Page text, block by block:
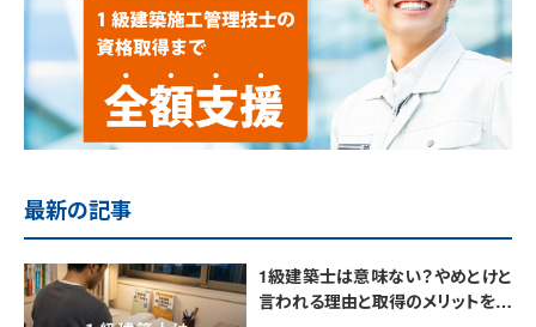
最新の記事
1級建築士は意味ない？やめとけと
言われる理由と取得のメリットを解